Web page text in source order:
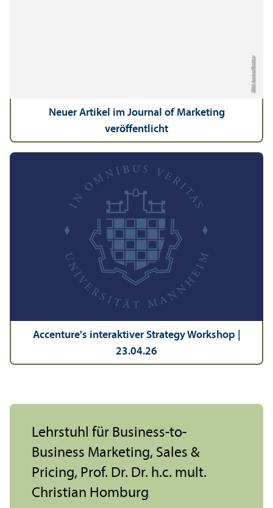
Bild: Janina Riether
Neuer Artikel im Journal of Marketing
veröffentlicht
Accenture's interaktiver Strategy Workshop |
23.04.26
Lehr­stuhl für Business-to-
Business Marketing, Sales &
Pricing, Prof. Dr. Dr. h.c. mult.
Christian Homburg